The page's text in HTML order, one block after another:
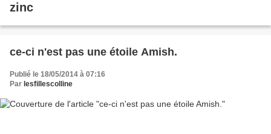
zinc
ce-ci n'est pas une étoile Amish.
Publié le 18/05/2014 à 07:16
Par lesfillescolline